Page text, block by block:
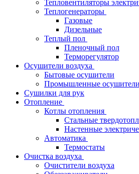
Тепловентиляторы
Теплогенераторы
Газовые
Дизельные
Теплый пол
Пленочный пол
Терморегулятор
Осушители воздуха
Бытовые осушители
Промышленные осушители
Сушилки для рук
Отопление
Котлы отопления
Стальные
Настенные
Автоматика
Термостаты
Очистка воздуха
Очистители воздуха